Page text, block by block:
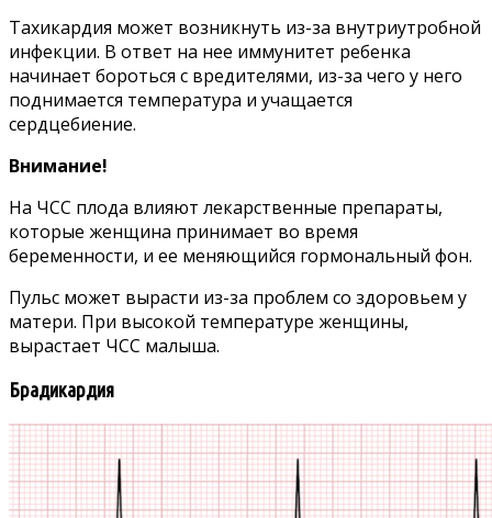
Тахикардия может возникнуть из-за внутриутробной
инфекции. В ответ на нее иммунитет ребенка
начинает бороться с вредителями, из-за чего у него
поднимается температура и учащается
сердцебиение.
Внимание!
На ЧСС плода влияют лекарственные препараты,
которые женщина принимает во время
беременности, и ее меняющийся гормональный фон.
Пульс может вырасти из-за проблем со здоровьем у
матери. При высокой температуре женщины,
вырастает ЧСС малыша.
Брадикардия